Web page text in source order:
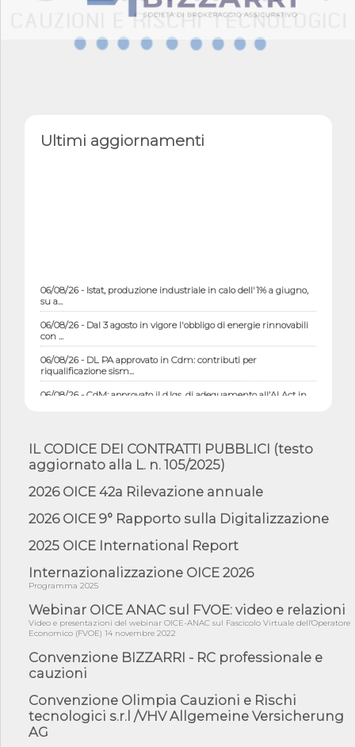
Ultimi aggiornamenti
06/08/26 - Istat, produzione industriale in calo dell'1% a giugno,
su a...
06/08/26 - Dal 3 agosto in vigore l'obbligo di energie rinnovabili
con ...
06/08/26 - DL PA approvato in Cdm: contributi per
riqualificazione sism...
06/08/26 - CdM: approvato il d.lgs. di adeguamento all’AI Act in
05/08/26 - DL Infrastrutture e PNRR è legge: approvata oggi la
fiducia...
05/08/26 - Focus OICE sul DDL di riforma della responsabilità
2 s...
05/08/26 - SAVE THE DATE: Assemblea Pubblica Confindustria
Professioni ...
di Reg...
05/08/26 - Lettera OICE per il bando della Giunta Regionale della
04/08/26 - DL PA: previste cancellazioni da elenchi professionisti
per ...
04/08/26 - International Sustainable Buildings Competition -
COP31, An...
04/08/26 - CdS, project financing: progetto di fattibilità da
IL CODICE DEI CONTRATTI PUBBLICI (testo
aggiornato alla L. n. 105/2025)
2026 OICE 42a Rilevazione annuale
2026 OICE 9° Rapporto sulla Digitalizzazione
2025 OICE International Report
Internazionalizzazione OICE 2026
Programma 2025
Webinar OICE ANAC sul FVOE: video e relazioni
Video e presentazioni del webinar OICE-ANAC sul Fascicolo Virtuale dell'Operatore
Economico (FVOE) 14 novembre 2022
Convenzione BIZZARRI - RC professionale e
cauzioni
Convenzione Olimpia Cauzioni e Rischi
tecnologici s.r.l /VHV Allgemeine Versicherung
AG